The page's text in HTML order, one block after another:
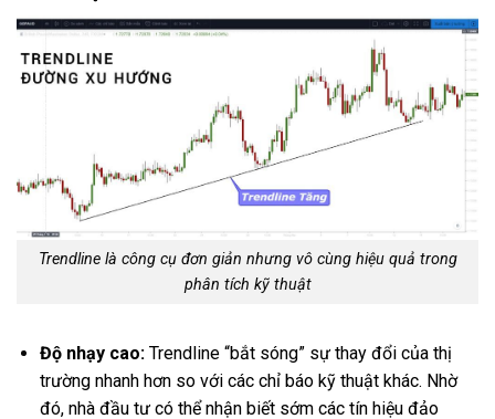
Trendline là công cụ đơn giản nhưng vô cùng hiệu quả trong
phân tích kỹ thuật
Độ nhạy cao:Trendline “bắt sóng” sự thay đổi của thị
trường nhanh hơn so với các chỉ báo kỹ thuật khác. Nhờ
đó, nhà đầu tư có thể nhận biết sớm các tín hiệu đảo